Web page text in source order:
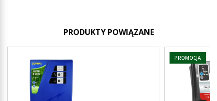
PRODUKTY POWIĄZANE
PROMOCJA